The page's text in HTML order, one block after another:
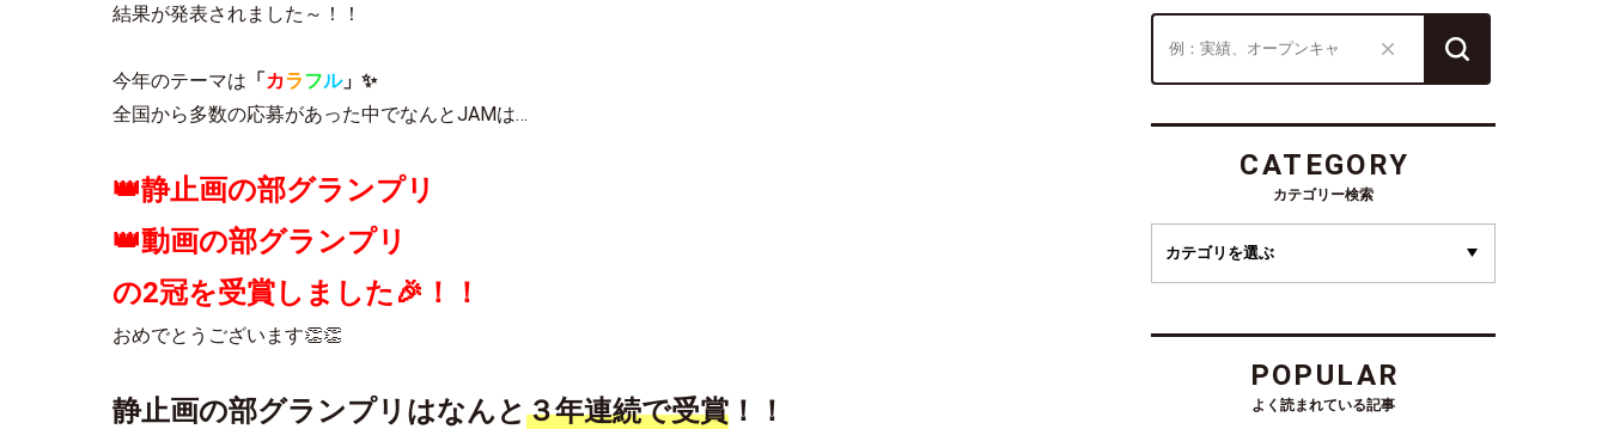
結果が発表されました～！！
今年のテーマは 「カラフル」✨
全国から多数の応募があった中でなんとJAMは…
👑静止画の部グランプリ
👑動画の部グランプリ
の2冠を受賞しました🎉！！
おめでとうございます👏👏
静止画の部グランプリはなんと３年連続で受賞！！
CATEGORY
カテゴリー検索
POPULAR
よく読まれている記事